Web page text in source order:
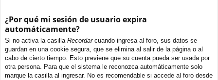
¿Por qué mi sesión de usuario expira
automáticamente?
Si no activa la casilla Recordarcuando ingresa al foro, sus datos se
guardan en una cookie segura, que se elimina al salir de la página o al
cabo de cierto tiempo. Esto previene que su cuenta pueda ser usada por
otra persona. Para que el sistema le reconozca automáticamente solo
marque la casilla al ingresar. No es recomendable si accede al foro desde